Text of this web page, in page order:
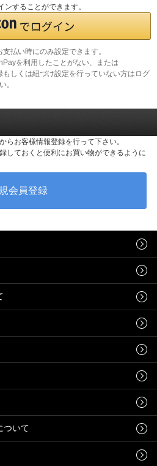
することができます。
払い時にのみ設定できます。
を利用したことがない、または
しくは紐づけ設定を行っていない方はログ
。
らお客様情報登録を行って下さい。
しておくと便利にお買い物ができるように
ついて